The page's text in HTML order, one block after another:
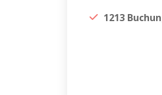
1213